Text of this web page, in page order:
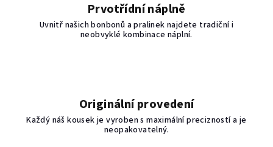
Prvotřídní náplně
Uvnitř našich bonbonů a pralinek najdete tradiční i
neobvyklé kombinace náplní.
Originální provedení
Každý náš kousek je vyroben s maximální precizností a je
neopakovatelný.